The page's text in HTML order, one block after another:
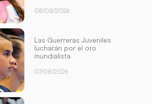
08/08/2026
Las Guerreras Juveniles
lucharán por el oro
mundialista
07/08/2026